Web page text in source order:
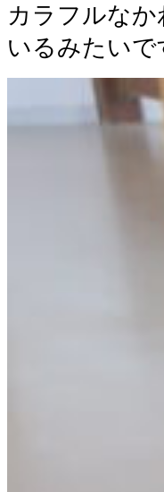
カラフルな
いるみたいで